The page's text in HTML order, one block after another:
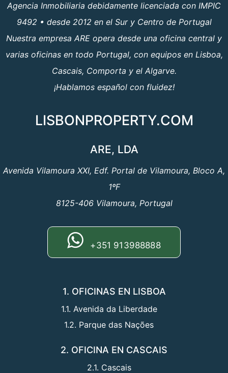
Agencia Inmobiliaria debidamente licenciada con IMPIC
9492 • desde 2012 en el Sur y Centro de Portugal
Nuestra empresa ARE opera desde una oficina central y
varias oficinas en todo Portugal, con equipos en Lisboa,
Cascais, Comporta y el Algarve.
¡Hablamos español con fluidez!
LISBONPROPERTY.COM
ARE, LDA
Avenida Vilamoura XXI, Edf. Portal de Vilamoura, Bloco A,
1ºF
8125-406 Vilamoura, Portugal
+351 913988888
1. OFICINAS EN LISBOA
1.1. Avenida da Liberdade
1.2. Parque das Nações
2. OFICINA EN CASCAIS
2.1. Cascais